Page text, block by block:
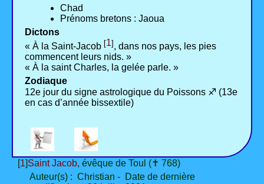
Chad
Prénoms bretons : Jaoua
Dictons
« À la Saint-Jacob [1] , dans nos pays, les pies
commencent leurs nids. »
« À la saint Charles, la gelée parle. »
Zodiaque
12e jour du signe astrologique du Poissons ♐ (13e
en cas d’année bissextile)
[1]Saint Jacob, évêque de Toul (✝ 768)
Auteur(s) : Christian - Date de dernière